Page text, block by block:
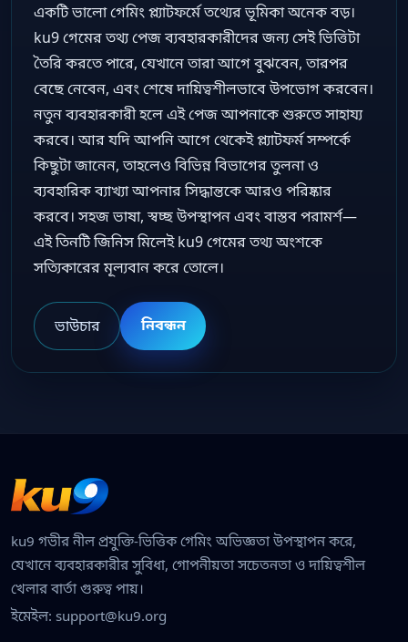
একটি ভালো গেমিং প্ল্যাটফর্মে তথ্যের ভূমিকা অনেক বড়।
ku9 গেমের তথ্য পেজ ব্যবহারকারীদের জন্য সেই ভিত্তিটা
তৈরি করতে পারে, যেখানে তারা আগে বুঝবেন, তারপর
বেছে নেবেন, এবং শেষে দায়িত্বশীলভাবে উপভোগ করবেন।
নতুন ব্যবহারকারী হলে এই পেজ আপনাকে শুরুতে সাহায্য
করবে। আর যদি আপনি আগে থেকেই প্ল্যাটফর্ম সম্পর্কে
কিছুটা জানেন, তাহলেও বিভিন্ন বিভাগের তুলনা ও
ব্যবহারিক ব্যাখ্যা আপনার সিদ্ধান্তকে আরও পরিষ্কার
করবে। সহজ ভাষা, স্বচ্ছ উপস্থাপন এবং বাস্তব পরামর্শ—
এই তিনটি জিনিস মিলেই ku9 গেমের তথ্য অংশকে
সত্যিকারের মূল্যবান করে তোলে।
ভাউচার নিবন্ধন
ku9 গভীর নীল প্রযুক্তি-ভিত্তিক গেমিং অভিজ্ঞতা উপস্থাপন করে,
যেখানে ব্যবহারকারীর সুবিধা, গোপনীয়তা সচেতনতা ও দায়িত্বশীল
খেলার বার্তা গুরুত্ব পায়।
ইমেইল: support@ku9.org